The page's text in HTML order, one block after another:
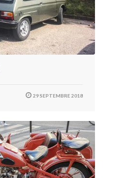
29 SEPTEMBRE 2018